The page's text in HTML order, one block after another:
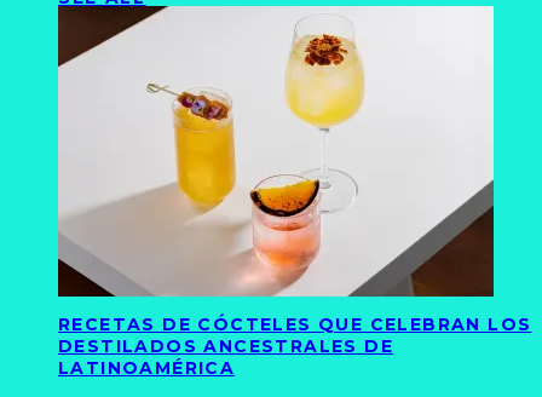
RECETAS DE CÓCTELES QUE CELEBRAN LOS
DESTILADOS ANCESTRALES DE
LATINOAMÉRICA